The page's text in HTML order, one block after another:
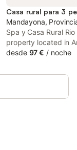
Casa rural para 3
Mandayona,
Spa y Casa Rural
property located in
mountain and river
WiFi. The country
desde 97 € / noche